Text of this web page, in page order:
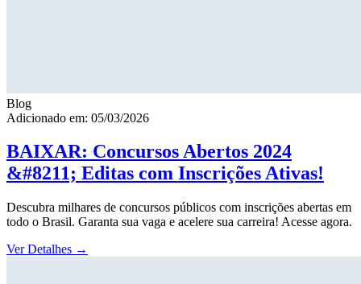
Blog
Adicionado em: 05/03/2026
BAIXAR: Concursos Abertos 2024
&#8211; Editas com Inscrições Ativas!
Descubra milhares de concursos públicos com inscrições abertas em
todo o Brasil. Garanta sua vaga e acelere sua carreira! Acesse agora.
Ver Detalhes →